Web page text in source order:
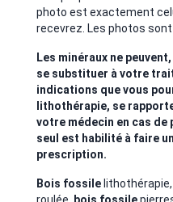
photo est exactement
recevrez. Les photos
Les minéraux ne
se substituer à votre
indications que vous
lithothérapie, se
votre médecin en cas de
seul est habilité à faire
prescription.
Bois fossile lithothérapie,